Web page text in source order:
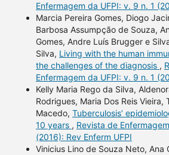
Enfermagem da UFPI: v. 9 n. 1
Marcia Pereira Gomes, Diogo
Barbosa Assumpção de Souza,
Gomes, Andre Luís Brugger e
Silva, Living with the human
the challenges of the diagnosis ,
Enfermagem da UFPI: v. 9 n. 1
Kelly Maria Rego da Silva,
Rodrigues, Maria Dos Reis Vieira,
Macedo, Tuberculosis’
10 years , Revista de
(2016): Rev Enferm UFPI
Vinicius Lino de Souza Neto, Ana